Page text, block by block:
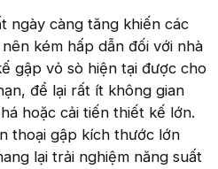
ngày càng tăng khiến các
kém hấp dẫn đối với nhà
gập vỏ sò hiện tại được cho
để lại rất ít không gian
hoặc cải tiến thiết kế lớn.
thoại gập kích thước lớn
lại trải nghiệm năng suất